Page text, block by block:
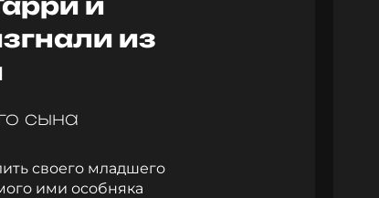
из
сына
своего младшего
ими особняка